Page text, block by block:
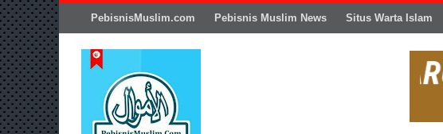
PebisnisMuslim.com Pebisnis Muslim News Situs Warta Islam